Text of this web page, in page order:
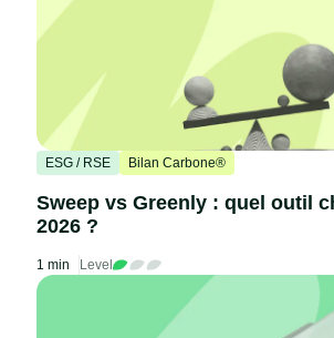
ESG / RSE Bilan Carbone®
Sweep vs Greenly : quel outil
2026 ?
1 min Level